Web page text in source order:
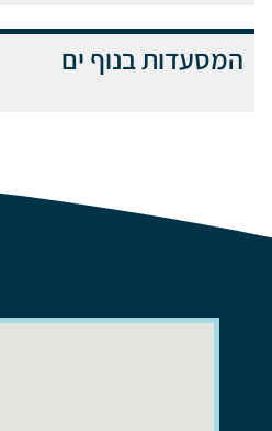
המסעדות בנוף ים